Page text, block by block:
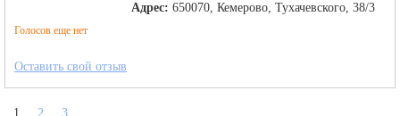
Голосов еще нет
Адрес: 650070, Кемерово, Тухачевского, 38/3
Оставить свой отзыв
1 2 3